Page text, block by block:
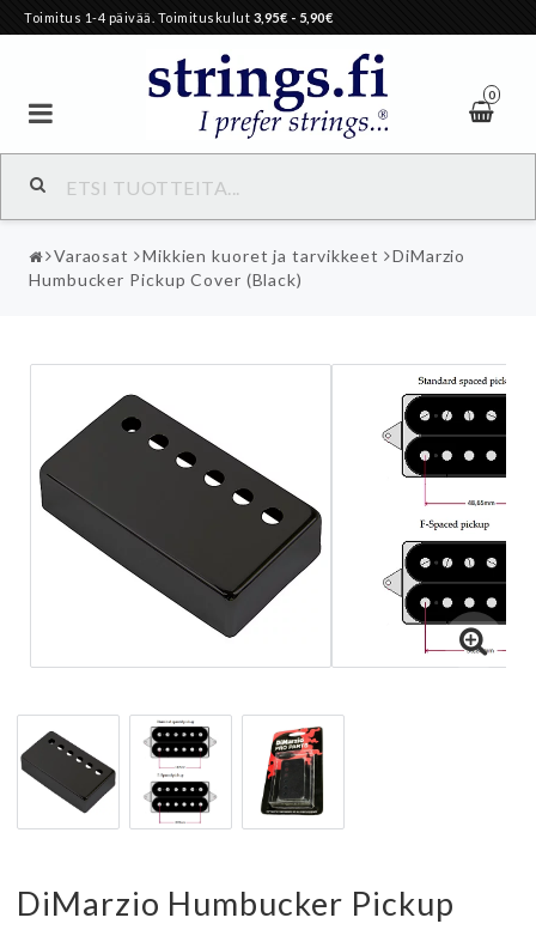
Toimitus 1-4 päivää. Toimituskulut 3,95€ - 5,90€
0
Varaosat Mikkien kuoret ja tarvikkeet
DiMarzio
Humbucker Pickup Cover (Black)
DiMarzio Humbucker Pickup